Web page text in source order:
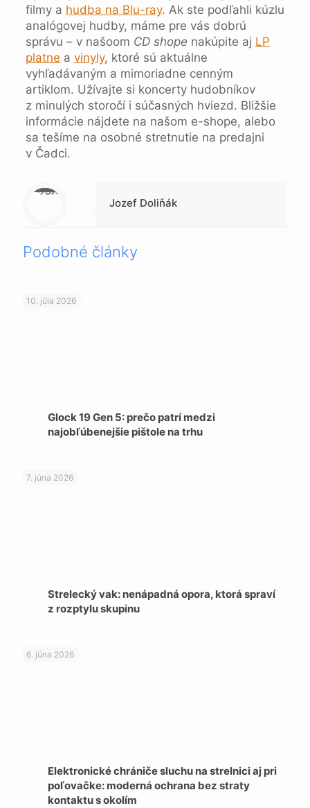
filmy a hudba na Blu-ray. Ak ste podľahli kúzlu
analógovej hudby, máme pre vás dobrú
správu – v našoom CD shope nakúpite aj LP
platne a vinyly, ktoré sú aktuálne
vyhľadávaným a mimoriadne cenným
artiklom. Užívajte si koncerty hudobníkov
z minulých storočí i súčasných hviezd. Bližšie
informácie nájdete na našom e-shope, alebo
sa tešíme na osobné stretnutie na predajni
v Čadci.
Warning
: Trying to access array offset on null in
/data/1/4/149a9a91-3acc-4306-8eec-62104a76cbc2/skica.online/web/wp-content/themes/betheme-child/includes/content-single.php
on line
286
Jozef Doliňák
Podobné články
10. júla 2026
Glock 19 Gen 5: prečo patrí medzi
najobľúbenejšie pištole na trhu
7. júna 2026
Strelecký vak: nenápadná opora, ktorá spraví
z rozptylu skupinu
6. júna 2026
Elektronické chrániče sluchu na strelnici aj pri
poľovačke: moderná ochrana bez straty
kontaktu s okolím